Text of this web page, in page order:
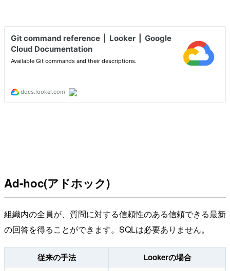
Ad-hoc(アドホック)
組織内の全員が、質問に対する信頼性のある信頼できる最新
の回答を得ることができます。SQLは必要ありません。
従来の手法 Lookerの場合